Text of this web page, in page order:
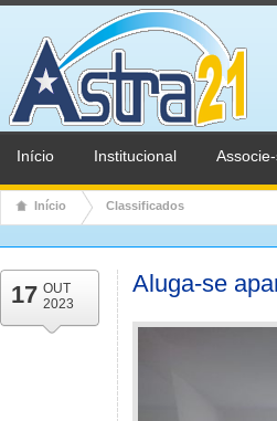
Início Institucional
Início Classificados
17 OUT
2023
Aluga-se